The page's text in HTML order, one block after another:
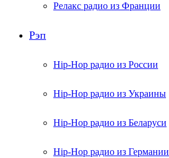
Релакс радио из Франции
Рэп
Hip-Hop радио из России
Hip-Hop радио из Украины
Hip-Hop радио из Беларуси
Hip-Hop радио из Германии